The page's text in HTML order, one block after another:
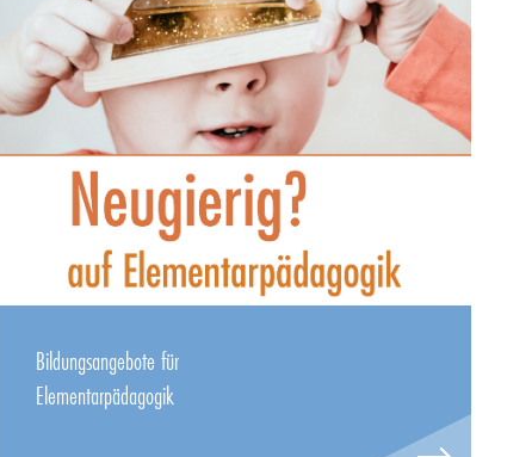
Bildungsangebote für
Elementarpädagogik